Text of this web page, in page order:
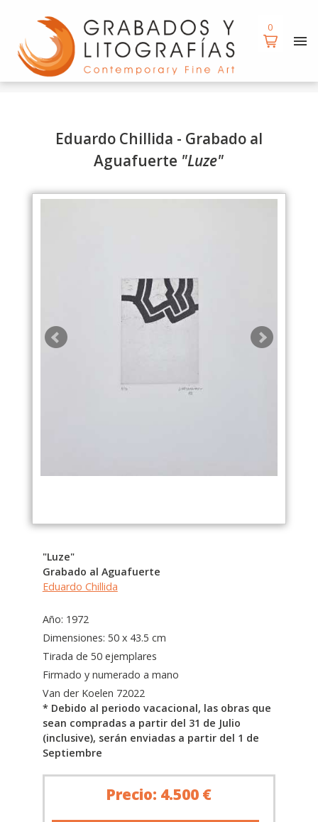
Eduardo Chillida - Grabado al
Aguafuerte "Luze"
"Luze"
Grabado al Aguafuerte
Eduardo Chillida
Año: 1972
Dimensiones: 50 x 43.5 cm
Tirada de 50 ejemplares
Firmado y numerado a mano
Van der Koelen 72022
* Debido al periodo vacacional, las obras que
sean compradas a partir del 31 de Julio
(inclusive), serán enviadas a partir del 1 de
Septiembre
Precio: 4.500 €
0
0